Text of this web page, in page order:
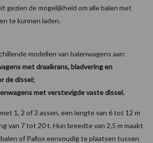
gezien de mogelijkheid om alle balen met
te kunnen laden.
modellen van balenwagens aan:
met draaikrans, bladvering en
de dissel;
met verstevigde vaste dissel.
1, 2 of 3 assen, een lengte van 6 tot 12 m
van 7 tot 20 t. Hun breedte van 2,5 m maakt
of Pallox eenvoudig te plaatsen tussen